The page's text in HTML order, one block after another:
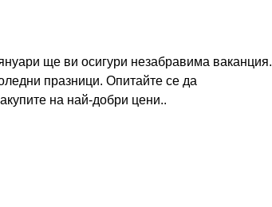
ще ви осигури незабравима ваканция.
празници. Опитайте се да
на най-добри цени..